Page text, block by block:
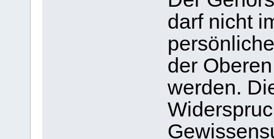
darf nicht
der
werden.